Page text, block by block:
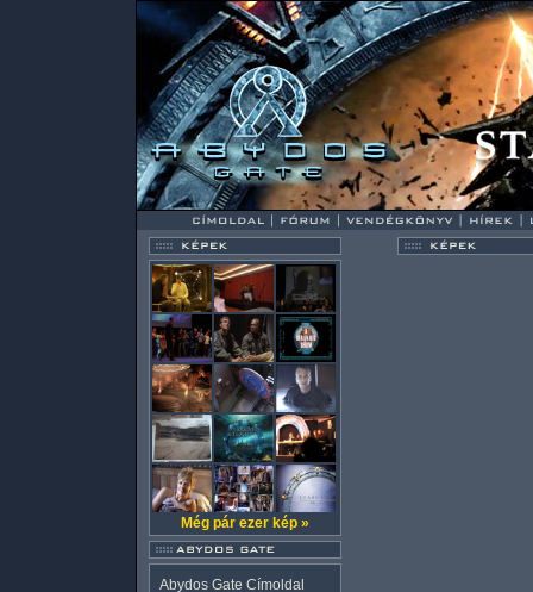
Még pár ezer kép »
Abydos Gate Címoldal